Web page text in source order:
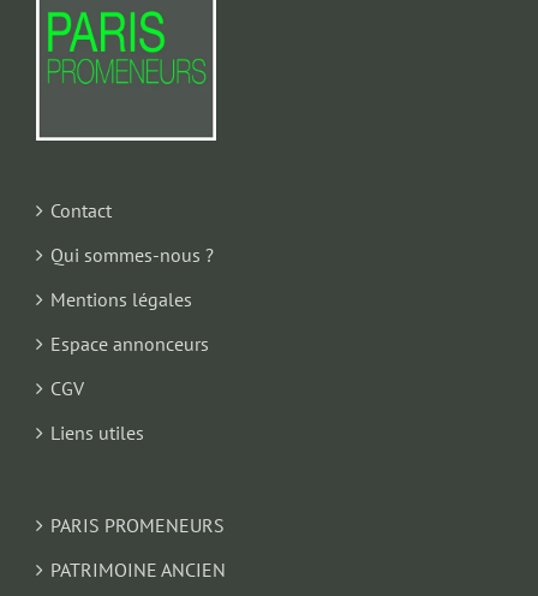
Contact
Qui sommes-nous ?
Mentions légales
Espace annonceurs
CGV
Liens utiles
PARIS PROMENEURS
PATRIMOINE ANCIEN